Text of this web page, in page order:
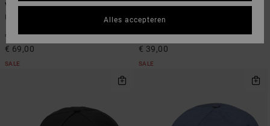
VA
Unisex Zwart Duffle tas
€ 115,00 40%
€ 69,00
SALE
Edc 20.5L
Unisex Zwart Rugzak
€ 65,00 40%
€ 39,00
SALE
Alles accepteren